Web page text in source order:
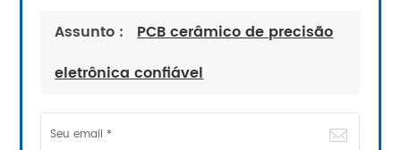
Assunto :
PCB cerâmico de precisão
eletrônica confiável